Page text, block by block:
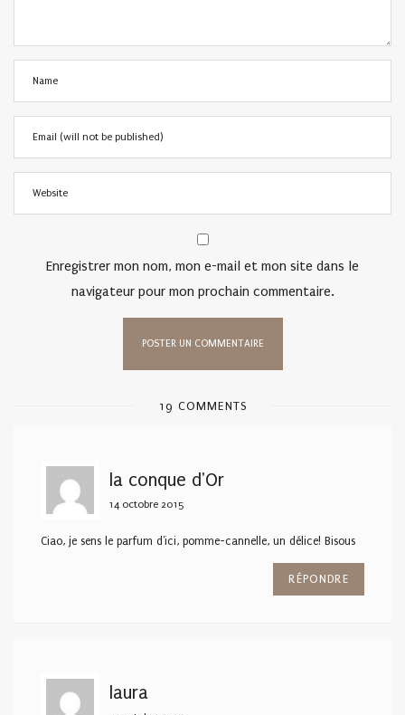
Enregistrer mon nom, mon e-mail et mon site dans le
navigateur pour mon prochain commentaire.
19 COMMENTS
la conque d'Or
14 octobre 2015
Ciao, je sens le parfum d'ici, pomme-cannelle, un délice! Bisous
RÉPONDRE
laura